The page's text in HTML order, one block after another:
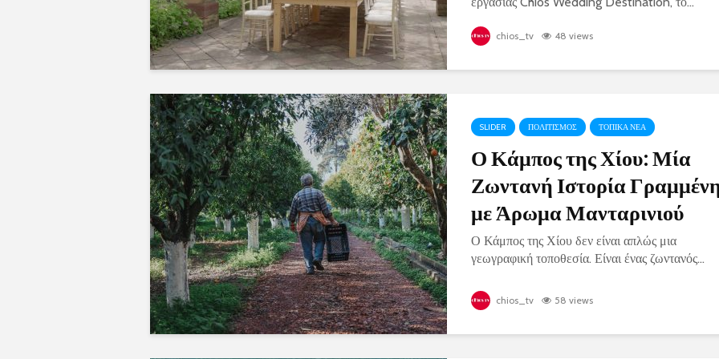
chios_tv 48 views
SLIDER ΠΟΛΙΤΙΣΜΟΣ ΤΟΠΙΚΑ ΝΕΑ
Ο Κάμπος της Χίου: Μία
Ζωντανή Ιστορία
με Άρωμα Μανταρινιού
Ο Κάμπος της Χίου δεν είναι απλώς μια
γεωγραφική τοποθεσία. Είναι ένας ζωντανός...
chios_tv 58 views